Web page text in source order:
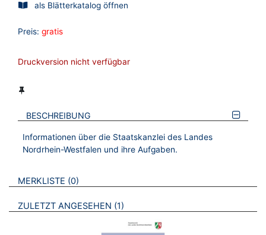
als Blätterkatalog öffnen
Preis: gratis
Druckversion nicht verfügbar
BESCHREIBUNG
Informationen über die Staatskanzlei des Landes
Nordrhein-Westfalen und ihre Aufgaben.
VERWEISE AUF VERMERKTE- ODER ZULETZT ANGESEHENE
MERKLISTE 0 BROSCHÜREN
ZULETZT ANGESEHEN 1 BROSCHÜREN